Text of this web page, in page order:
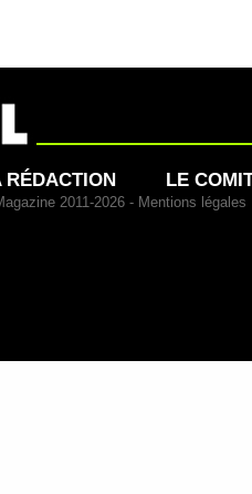
RÉDACTION LE
2011-2026 - Mentions légales